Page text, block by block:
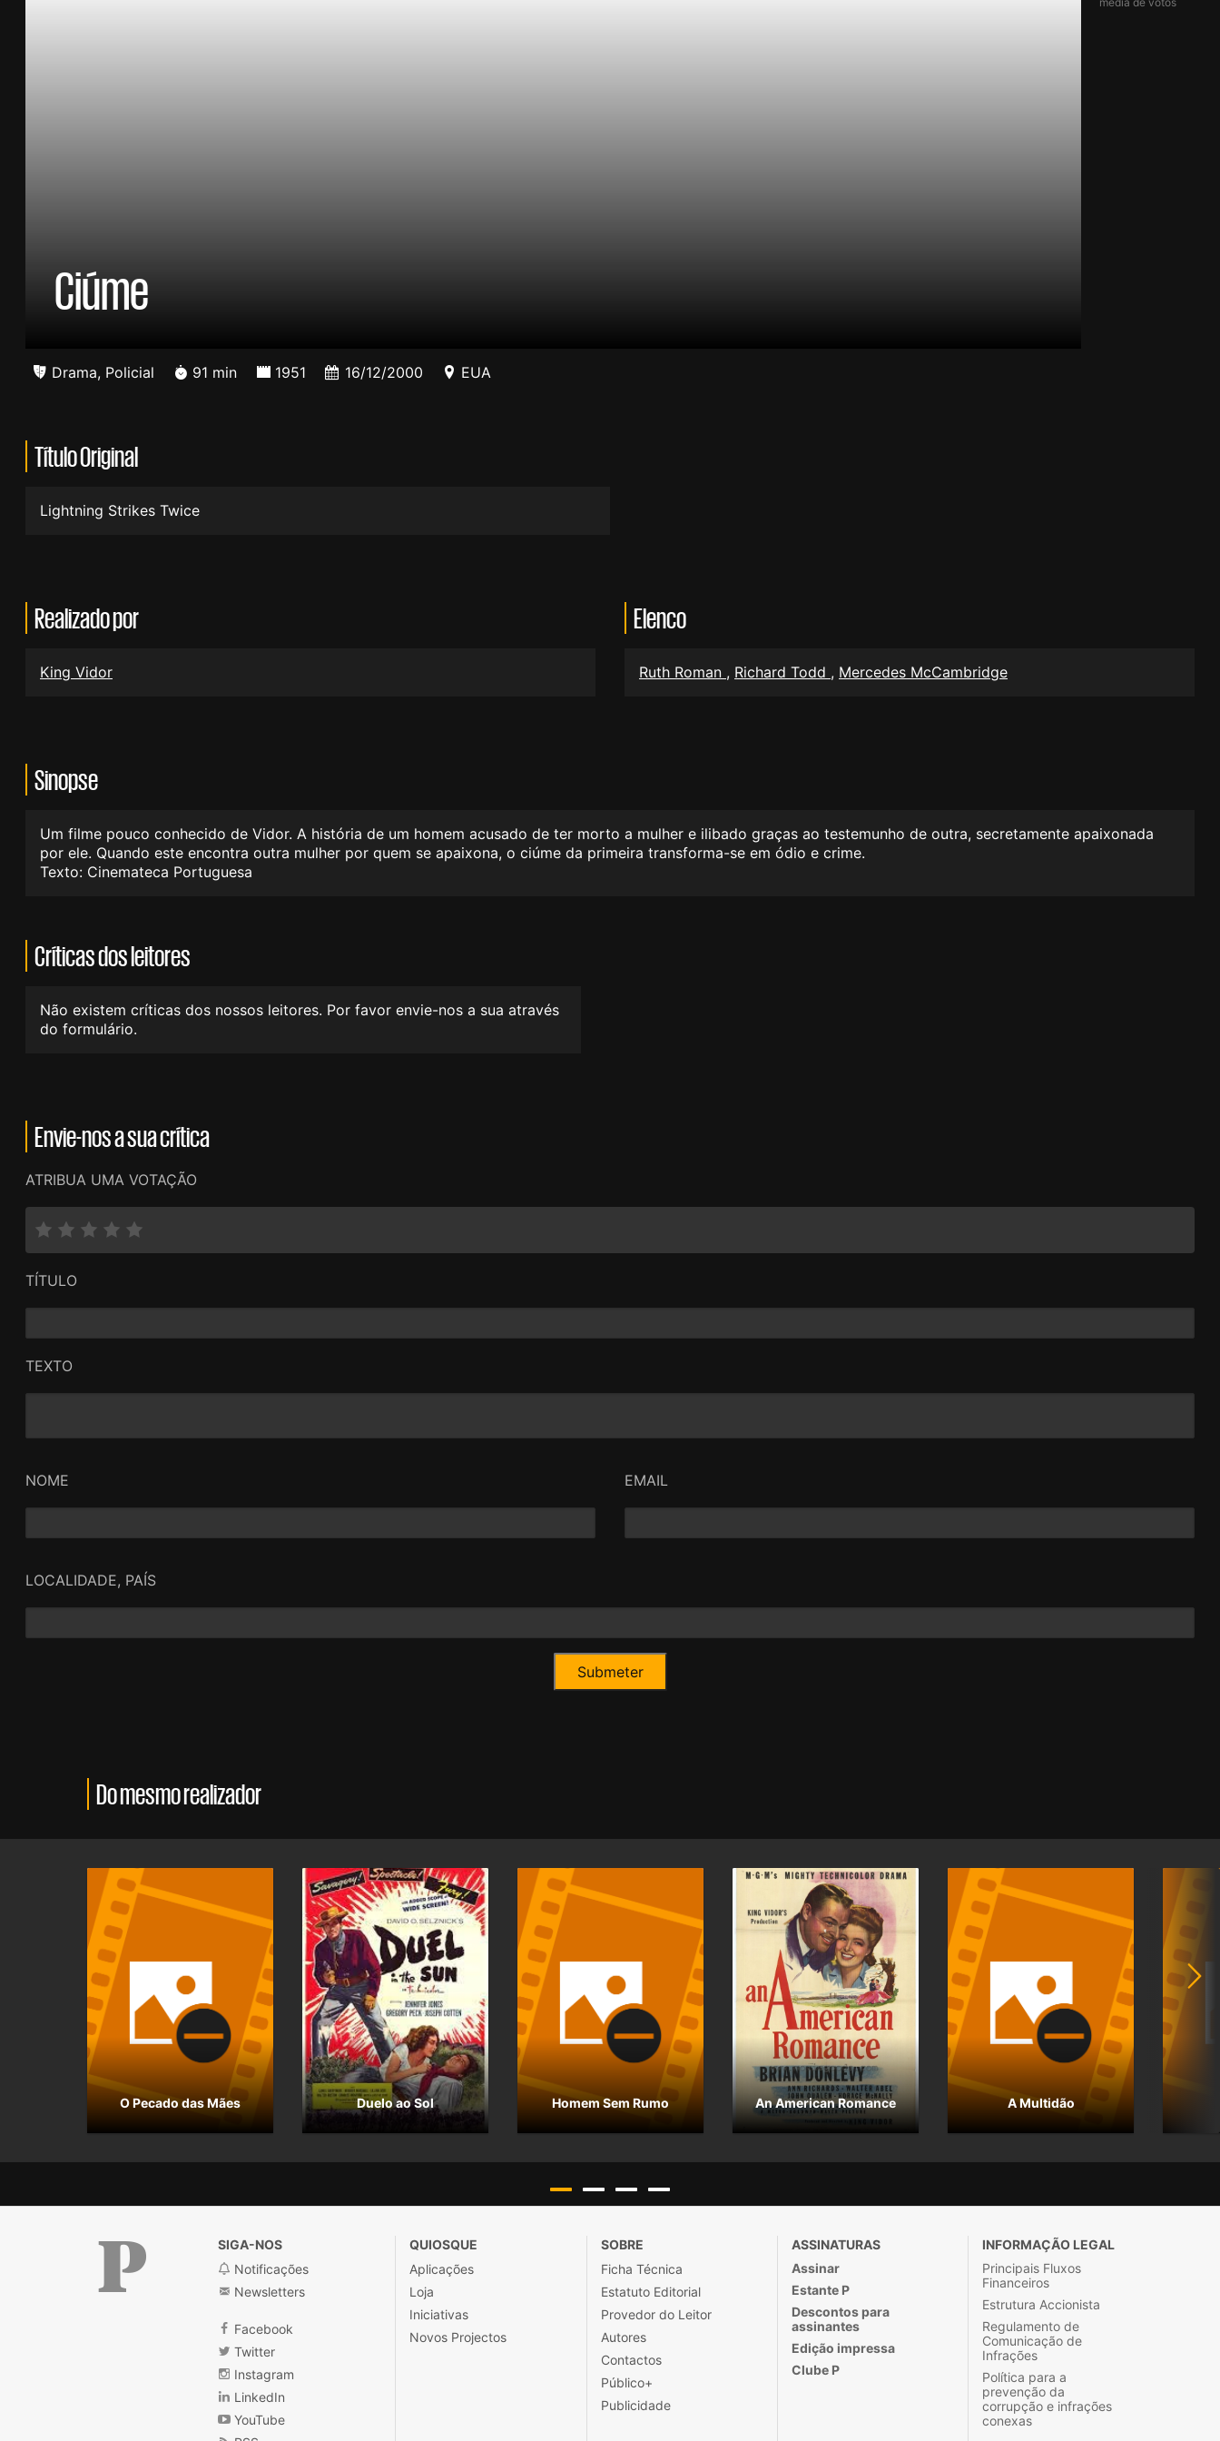
Ciúme
Drama, Policial 91 min 1951 16/12/2000 EUA
Título Original
Lightning Strikes Twice
Realizado por
King Vidor
Elenco
Ruth Roman , Richard Todd , Mercedes McCambridge
Sinopse
Um filme pouco conhecido de Vidor. A história de um homem acusado de ter morto a mulher e ilibado graças ao testemunho de outra, secretamente apaixonada
por ele. Quando este encontra outra mulher por quem se apaixona, o ciúme da primeira transforma-se em ódio e crime.
Texto: Cinemateca Portuguesa
Críticas dos leitores
Não existem críticas dos nossos leitores. Por favor envie-nos a sua através
do formulário.
Envie-nos a sua crítica
ATRIBUA UMA VOTAÇÃO
TÍTULO
TEXTO
NOME EMAIL
LOCALIDADE, PAÍS
Do mesmo realizador
O Pecado das Mães Duelo ao Sol Homem Sem Rumo An American Romance A Multidão
Público
SIGA-NOS
Notificações
Newsletters
Facebook
Twitter
Instagram
LinkedIn
YouTube
QUIOSQUE
Aplicações
Loja
Iniciativas
Novos Projectos
SOBRE
Ficha Técnica
Estatuto Editorial
Provedor do Leitor
Autores
Contactos
Público+
Publicidade
ASSINATURAS
Assinar
Estante P
Descontos para
assinantes
Edição impressa
Clube P
INFORMAÇÃO LEGAL
Principais Fluxos
Financeiros
Estrutura Accionista
Regulamento de
Comunicação de
Infrações
Política para a
prevenção da
corrupção e infrações
conexas